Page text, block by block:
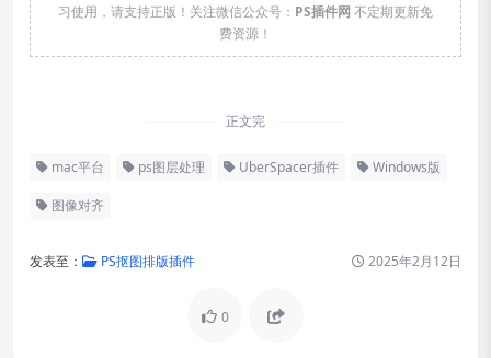
习使用，请支持正版！关注微信公众号： PS插件网 不定期更新免
费资源！
正文完
mac平台 ps图层处理 UberSpacer插件 Windows版
图像对齐
发表至： PS抠图排版插件 2025年2月12日
0